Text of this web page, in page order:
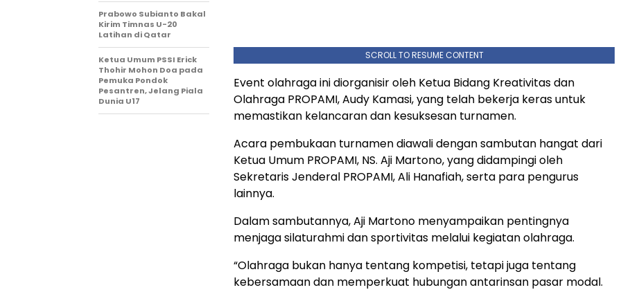
SCROLL TO RESUME CONTENT
Event olahraga ini diorganisir oleh Ketua Bidang Kreativitas dan
Olahraga PROPAMI, Audy Kamasi, yang telah bekerja keras untuk
memastikan kelancaran dan kesuksesan turnamen.
Acara pembukaan turnamen diawali dengan sambutan hangat dari
Ketua Umum PROPAMI, NS. Aji Martono, yang didampingi oleh
Sekretaris Jenderal PROPAMI, Ali Hanafiah, serta para pengurus
lainnya.
Dalam sambutannya, Aji Martono menyampaikan pentingnya
menjaga silaturahmi dan sportivitas melalui kegiatan olahraga.
“Olahraga bukan hanya tentang kompetisi, tetapi juga tentang
kebersamaan dan memperkuat hubungan antarinsan pasar modal.
Prabowo Subianto Bakal
Kirim Timnas U-20
Latihan di Qatar
Ketua Umum PSSI Erick
Thohir Mohon Doa pada
Pemuka Pondok
Pesantren, Jelang Piala
Dunia U17